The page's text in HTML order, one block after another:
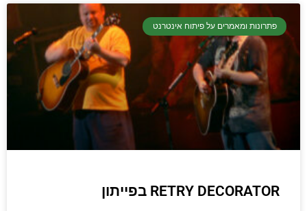
פתרונות ומאמרים על פיתוח אינטרנט
RETRY DECORATOR בפייתון